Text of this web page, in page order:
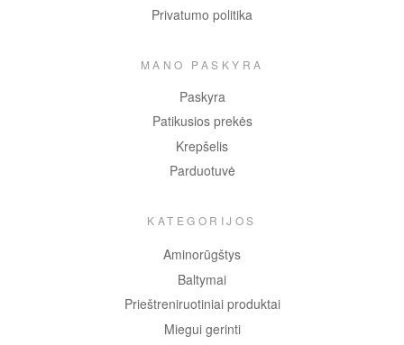
Privatumo politika
MANO PASKYRA
Paskyra
Patikusios prekės
Krepšelis
Parduotuvė
KATEGORIJOS
Aminorūgštys
Baltymai
Prieštreniruotiniai produktai
Miegui gerinti